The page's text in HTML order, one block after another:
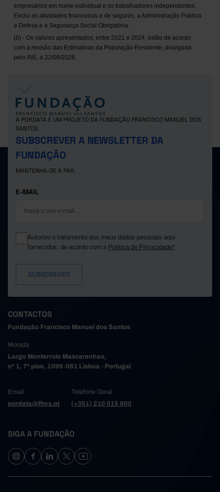
empresários em nome individual e os trabalhadores independentes.
Exclui as atividades financeiras e de seguros, a Administração Pública
e Defesa e a Segurança Social Obrigatória.
(6) - Os valores apresentados, entre 2021 e 2024, estão de acordo
com a revisão das Estimativas da População Residente, divulgada
pelo INE, a 22/06/2026.
A PORDATA É UM PROJETO DA FUNDAÇÃO FRANCISCO MANUEL DOS
SANTOS.
SUBSCREVER A NEWSLETTER DA
FUNDAÇÃO
MANTENHA-SE A PAR.
E-MAIL
Autorizo o tratamento dos meus dados pessoais aqui
fornecidos, de acordo com a Política de Privacidade*
CONTACTOS
Fundação Francisco Manuel dos Santos
Morada
Largo Monterroio Mascarenhas,
nº 1, 7º piso, 1099-081 Lisboa - Portugal
Email
pordata@ffms.pt
Telefone Geral
(+351) 210 015 800
SIGA A FUNDAÇÃO